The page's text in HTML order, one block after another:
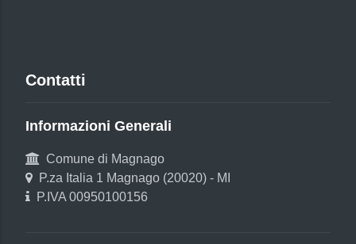
Contatti
Informazioni Generali
Comune di Magnago
P.za Italia 1 Magnago (20020) - MI
P.IVA 00950100156